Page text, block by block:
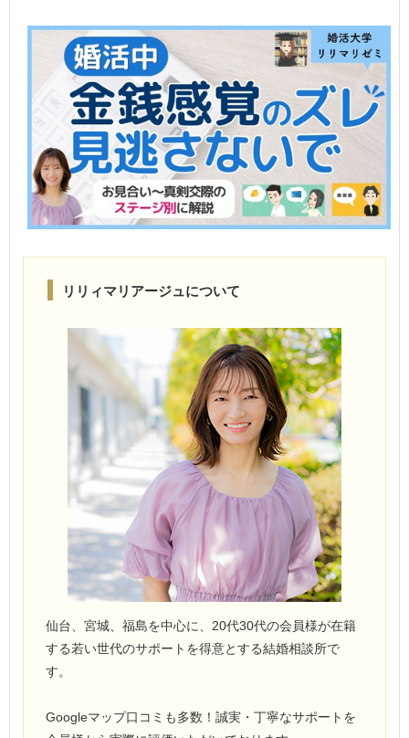
リリィマリアージュについて
仙台、宮城、福島を中心に、20代30代の会員様が在籍
する若い世代のサポートを得意とする結婚相談所で
す。
Googleマップ口コミも多数！誠実・丁寧なサポートを